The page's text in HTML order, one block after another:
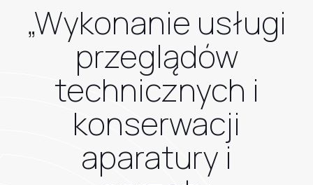
„Wykonanie usługi
przeglądów
technicznych i
konserwacji
aparatury i